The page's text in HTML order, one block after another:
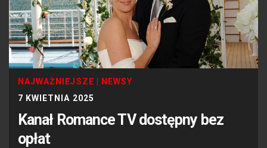
NAJWAŻNIEJSZE
NEWSY
7 KWIETNIA 2025
Kanał Romance TV dostępny bez
opłat